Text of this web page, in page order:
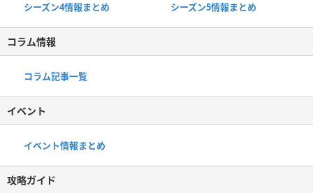
シーズン4情報まとめ シーズン5情報まとめ
コラム情報
コラム記事一覧
イベント
イベント情報まとめ
攻略ガイド